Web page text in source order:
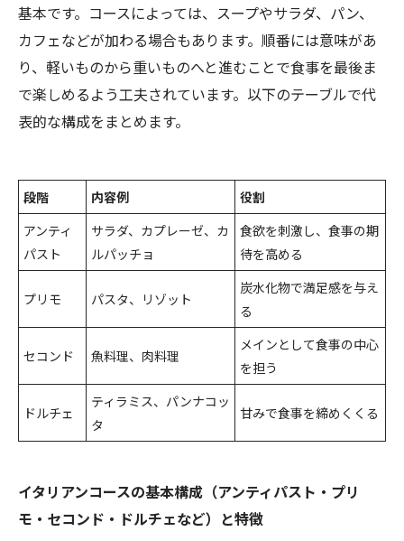
基本です。コースによっては、スープやサラダ、パン、
カフェなどが加わる場合もあります。順番には意味があ
り、軽いものから重いものへと進むことで食事を最後ま
で楽しめるよう工夫されています。以下のテーブルで代
表的な構成をまとめます。
段階 内容例
役割
アンティ
パスト
サラダ、カプレーゼ、カ
ルパッチョ
食欲を刺激し、食事の期
待を高める
プリモ パスタ、リゾット
炭水化物で満足感を与え
る
セコンド 魚料理、肉料理
メインとして食事の中心
を担う
ドルチェ
ティラミス、パンナコッ
タ
甘みで食事を締めくくる
イタリアンコースの基本構成（アンティパスト・プリ
モ・セコンド・ドルチェなど）と特徴